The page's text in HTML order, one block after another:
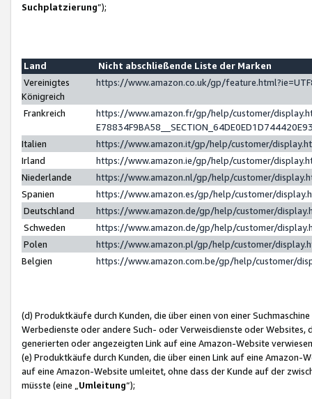
Suchplatzierung”);
Land
Nicht abschließende Liste der Marken
Vereinigtes
Königreich
https://www.amazon.co.uk/gp/
Frankreich
https://www.amazon.fr/gp/help/customer/
Italien
https://www.amazon.it/gp/help/customer/
Irland
https://www.amazon.ie/gp/help/customer/
Niederlande
https://www.amazon.nl/gp/help/customer/
Spanien
https://www.amazon.es/gp/help/customer/
Deutschland
https://www.amazon.de/gp/help/customer/
Schweden
https://www.amazon.de/gp/help/customer/
Polen
https://www.amazon.pl/gp/help/customer/
Belgien
https://www.amazon.com.be/gp/help/customer/
(d) Produktkäufe durch Kunden, die über einen von einer
Werbedienste oder andere Such- oder Verweisdienste oder Websites,
generierten oder angezeigten Link auf eine Amazon-Website
(e) Produktkäufe durch Kunden, die über einen Link auf eine
auf eine Amazon-Website umleitet, ohne dass der Kunde auf der
müsste (eine „ Umleitung“);